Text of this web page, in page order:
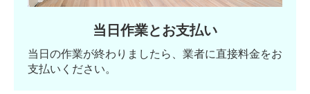
当日作業とお支払い
当日の作業が終わりましたら、業者に直接料金をお
支払いください。